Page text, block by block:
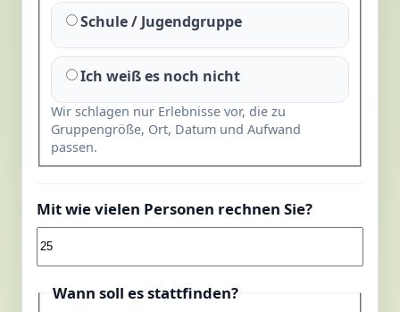
Schule / Jugendgruppe
Ich weiß es noch nicht
Wir schlagen nur Erlebnisse vor, die zu
Gruppengröße, Ort, Datum und Aufwand
passen.
Mit wie vielen Personen rechnen Sie?
Wann soll es stattfinden?